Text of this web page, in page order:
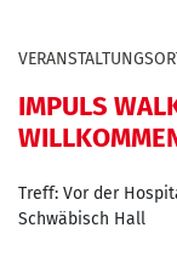
IMPULS
Treff: Vor der
Schwäbisch Hall